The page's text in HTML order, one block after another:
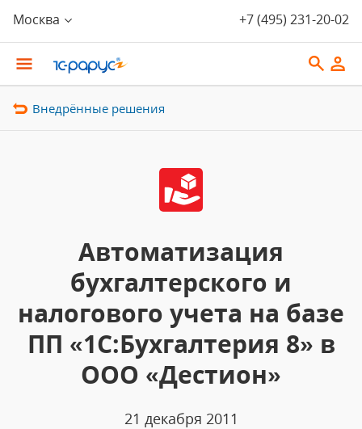
Москва +7 (495) 231-20-02
Внедрённые решения
Автоматизация
бухгалтерского и
налогового учета на базе
ПП «1С:Бухгалтерия 8» в
ООО «Дестион»
21 декабря 2011